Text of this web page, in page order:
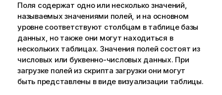
Поля содержат одно или несколько значений,
называемых значениями полей, и на основном
уровне соответствуют столбцам в таблице базы
данных, но также они могут находиться в
нескольких таблицах. Значения полей состоят из
числовых или буквенно-числовых данных. При
загрузке полей из скрипта загрузки они могут
быть представлены в виде визуализации таблицы.